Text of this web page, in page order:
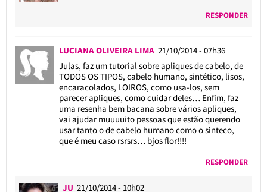
RESPONDER
LUCIANA OLIVEIRA LIMA 21/10/2014 - 07h36
Julas, faz um tutorial sobre apliques de cabelo, de
TODOS OS TIPOS, cabelo humano, sintético, lisos,
encaracolados, LOIROS, como usa-los, sem
parecer apliques, como cuidar deles… Enfim, faz
uma resenha bem bacana sobre vários apliques,
vai ajudar muuuuito pessoas que estão querendo
usar tanto o de cabelo humano como o sinteco,
que é meu caso rsrsrs… bjos flor!!!!
RESPONDER
JU 21/10/2014 - 10h02